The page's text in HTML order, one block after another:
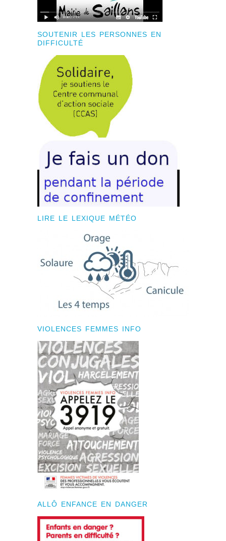
SOUTENIR LES PERSONNES EN
DIFFICULTÉ
LIRE LE LEXIQUE MÉTÉO
VIOLENCES FEMMES INFO
ALLÔ ENFANCE EN DANGER